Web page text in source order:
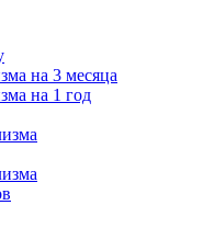
на 3 месяца
на 1 год